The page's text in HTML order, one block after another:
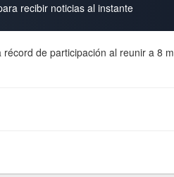
recibir noticias al instante
de participación al reunir a 8